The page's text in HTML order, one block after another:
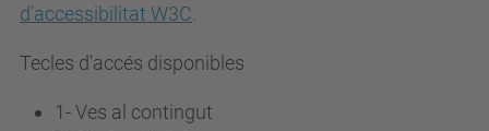
d'accessibilitat W3C
Tecles d'accés disponibles
1- Ves al contingut